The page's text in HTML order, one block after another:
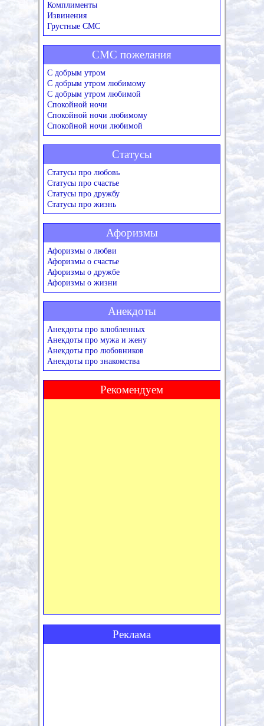
Комплименты
Извинения
Грустные СМС
СМС пожелания
С добрым утром
С добрым утром любимому
С добрым утром любимой
Спокойной ночи
Спокойной ночи любимому
Спокойной ночи любимой
Статусы
Статусы про любовь
Статусы про счастье
Статусы про дружбу
Статусы про жизнь
Афоризмы
Афоризмы о любви
Афоризмы о счастье
Афоризмы о дружбе
Афоризмы о жизни
Анекдоты
Анекдоты про влюбленных
Анекдоты про мужа и жену
Анекдоты про любовников
Анекдоты про знакомства
Рекомендуем
Реклама